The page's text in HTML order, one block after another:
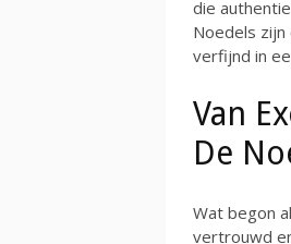
die
Noedels
verfijnd in
Van
De
Wat begon
vertrouwd